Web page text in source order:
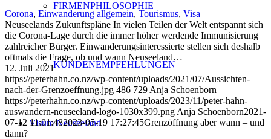
FIRMENPHILOSOPHIE
KUNDENEMPFEHLUNGEN
Visum Neuseeland
Corona, Einwanderung allgemein, Tourismus, Visa
Neuseelands Zukunftspläne In vielen Teilen der Welt entspannt sich
die Corona-Lage durch die immer höher werdende Immunisierung
zahlreicher Bürger. Einwanderungsinteressierte stellen sich deshalb
oftmals die Frage, ob und wann Neuseeland…
12. Juli 2021
https://peterhahn.co.nz/wp-content/uploads/2021/07/Aussichten-
nach-der-Grenzoeffnung.jpg 486 729 Anja Schoenborn
https://peterhahn.co.nz/wp-content/uploads/2023/11/peter-hahn-
auswandern-neuseeland-logo-1030x399.png Anja Schoenborn2021-
07-12 11:01:482023-05-19 17:27:45Grenzöffnung aber wann – und
dann?